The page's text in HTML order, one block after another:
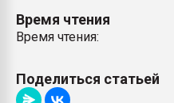
Время чтения
Время чтения:
Поделиться статьей